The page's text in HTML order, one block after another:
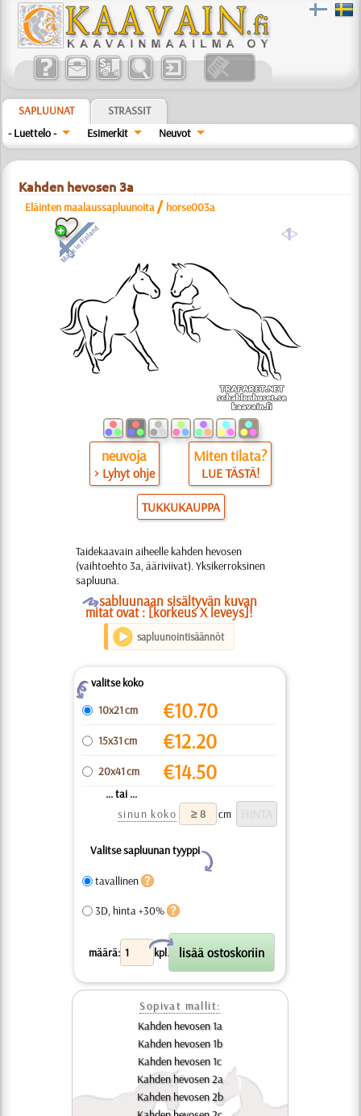
SAPLUUNAT
STRASSIT
- Luettelo -
Esimerkit Neuvot
Kahden hevosen 3a
Eläinten maalaussapluunoita / horse003a
a
neuvoja
> Lyhyt ohje
Miten tilata?
LUE TÄSTÄ!
TUKKUKAUPPA
Taidekaavain aiheelle kahden hevosen
(vaihtoehto 3a, ääriviivat). Yksikerroksinen
sapluuna.
Osabluunaan sisältyvän kuvan
mitat ovat : [korkeus X leveys]!
sapluunointisäännöt
Zvalitse koko
10x21 cm
€10.70
15x31 cm €12.20
20x41 cm €14.50
... tai ...
sinun koko
cm
Valitse sapluunan tyyppi
Y
tavallinen
3D, hinta +30%
määrä: kpl.
X
Sopivat mallit:
Kahden hevosen 1a
Kahden hevosen 1b
Kahden hevosen 1c
Kahden hevosen 2a
Kahden hevosen 2b